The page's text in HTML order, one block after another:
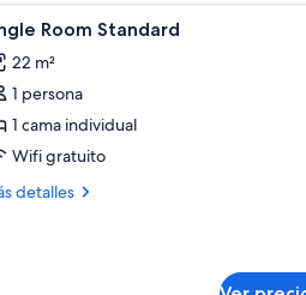
un sofá, un televisor y unaMinibar,
12 Room Standard
22 m²
1 persona
1 cama individual
Wifi gratuito
detalles